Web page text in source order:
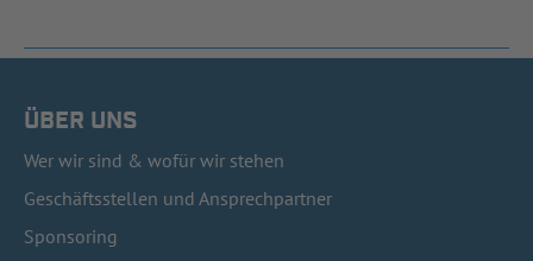
ÜBER UNS
Wer wir sind & wofür wir stehen
Geschäftsstellen und Ansprechpartner
Sponsoring